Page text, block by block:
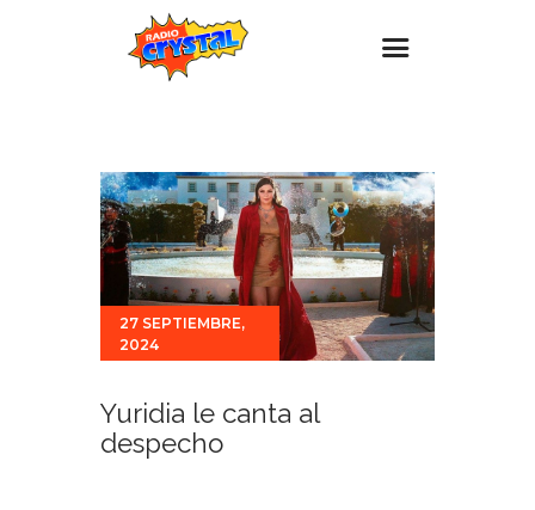
Estaciones
Eventos
Promociones
Noticias
Para ti
27 SEPTIEMBRE,
2024
Yuridia le canta al
despecho